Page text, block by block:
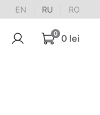
EN RU RO
0 0 lei